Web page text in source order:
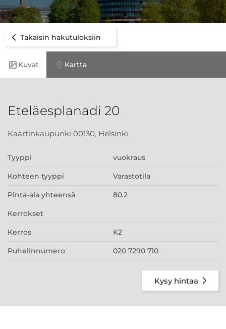
Takaisin hakutuloksiin
Kuvat Kartta
Eteläesplanadi 20
Kaartinkaupunki 00130, Helsinki
Tyyppi vuokraus
Kohteen tyyppi Varastotila
Pinta-ala yhteensä 80.2
Kerrokset
Kerros K2
Puhelinnumero 020 7290 710
Kysy hintaa